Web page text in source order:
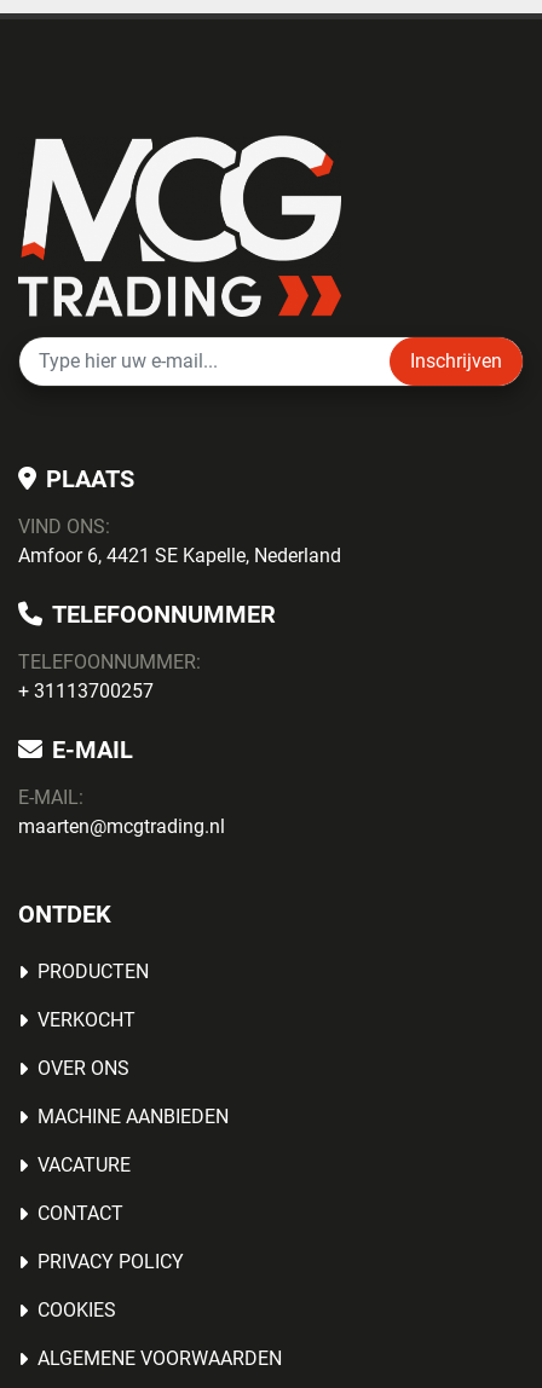
Inschrijven
PLAATS
VIND ONS:
Amfoor 6, 4421 SE Kapelle, Nederland
TELEFOONNUMMER
TELEFOONNUMMER:
+ 31113700257
E-MAIL
E-MAIL:
maarten@mcgtrading.nl
ONTDEK
PRODUCTEN
VERKOCHT
OVER ONS
MACHINE AANBIEDEN
VACATURE
CONTACT
PRIVACY POLICY
COOKIES
ALGEMENE VOORWAARDEN